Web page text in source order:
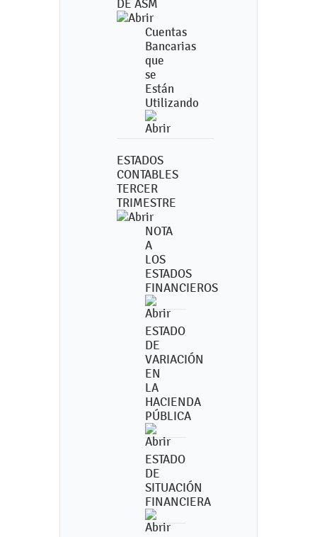
DE ASM
Cuentas
Bancarias
que
se
Están
Utilizando
ESTADOS
CONTABLES
TERCER
TRIMESTRE
NOTA
A
LOS
ESTADOS
FINANCIEROS
ESTADO
DE
VARIACIÓN
EN
LA
HACIENDA
PÚBLICA
ESTADO
DE
SITUACIÓN
FINANCIERA